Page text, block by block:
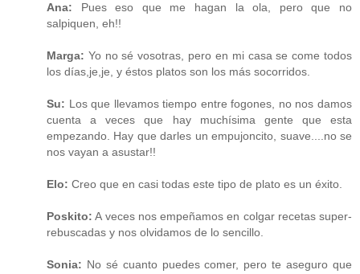
Ana: Pues eso que me hagan la ola, pero que no
salpiquen, eh!!
Marga: Yo no sé vosotras, pero en mi casa se come todos
los días,je,je, y éstos platos son los más socorridos.
Su: Los que llevamos tiempo entre fogones, no nos damos
cuenta a veces que hay muchísima gente que esta
empezando. Hay que darles un empujoncito, suave....no se
nos vayan a asustar!!
Elo: Creo que en casi todas este tipo de plato es un éxito.
Poskito: A veces nos empeñamos en colgar recetas super-
rebuscadas y nos olvidamos de lo sencillo.
Sonia: No sé cuanto puedes comer, pero te aseguro que